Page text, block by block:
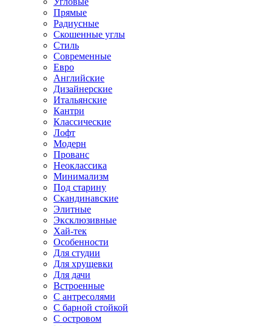
Прямые
Радиусные
Скошенные углы
Стиль
Современные
Евро
Английские
Дизайнерские
Итальянские
Кантри
Классические
Лофт
Модерн
Прованс
Неоклассика
Минимализм
Под старину
Скандинавские
Элитные
Эксклюзивные
Хай-тек
Особенности
Для студии
Для хрущевки
Для дачи
Встроенные
С антресолями
С барной стойкой
С островом